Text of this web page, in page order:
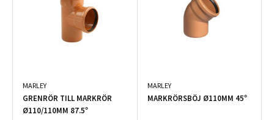
MARLEY
GRENRÖR TILL MARKRÖR
Ø110/110MM 87.5°
MARLEY
MARKRÖRSBÖJ Ø110MM 45°